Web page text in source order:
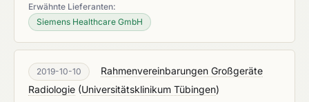
Erwähnte Lieferanten:
Siemens Healthcare GmbH
2019-10-10
Rahmenvereinbarungen Großgeräte
Radiologie (Universitätsklinikum Tübingen)